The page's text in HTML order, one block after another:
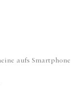
aufs Smartphone